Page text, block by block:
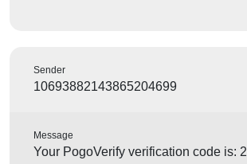
Sender
10693882143865204699
Message
Your PogoVerify verification code is: